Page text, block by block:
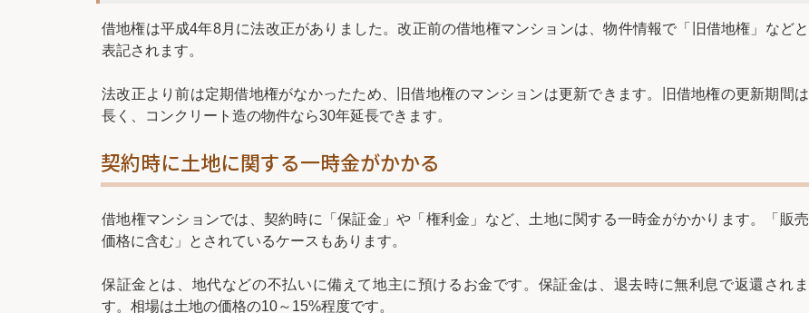
借地権は平成4年8月に法改正がありました。改正前の借地権マンションは、物件情報で「旧借地権」などと
表記されます。
法改正より前は定期借地権がなかったため、旧借地権のマンションは更新できます。旧借地権の更新期間は
長く、コンクリート造の物件なら30年延長できます。
契約時に土地に関する一時金がかかる
借地権マンションでは、契約時に「保証金」や「権利金」など、土地に関する一時金がかかります。「販売
価格に含む」とされているケースもあります。
保証金とは、地代などの不払いに備えて地主に預けるお金です。保証金は、退去時に無利息で返還されま
す。相場は土地の価格の10～15%程度です。